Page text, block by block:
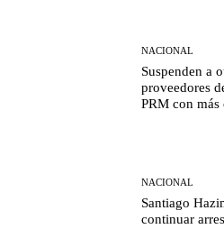
NACIONAL
Suspenden a
proveedores
PRM con más
NACIONAL
Santiago
continuar